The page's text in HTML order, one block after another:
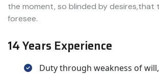
the moment, so blinded by desires,that
foresee.
14 Years Experience
Duty through weakness of